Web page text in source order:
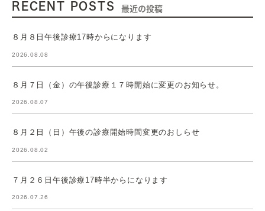
RECENT POSTS 最近の投稿
８月８日午後診療17時からになります
2026.08.08
８月７日（金）の午後診療１７時開始に変更のお知らせ。
2026.08.07
８月２日（日）午後の診療開始時間変更のおしらせ
2026.08.02
７月２６日午後診療17時半からになります
2026.07.26